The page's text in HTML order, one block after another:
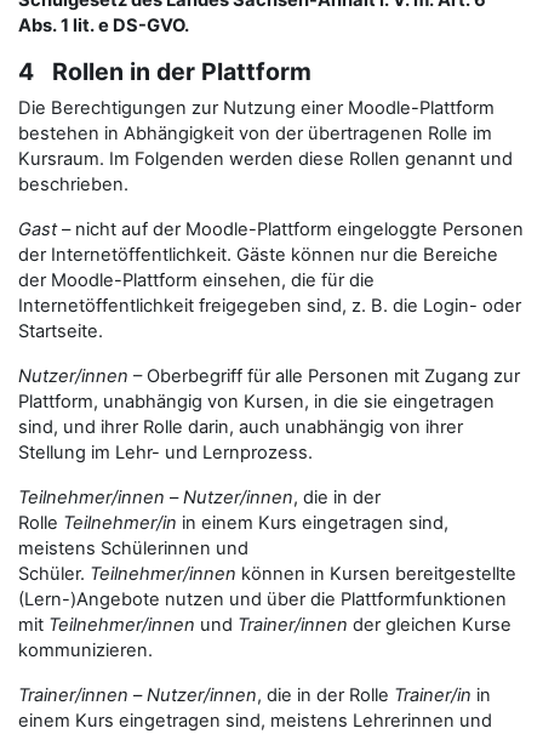
Abs. 1 lit. e DS-GVO.
4 Rollen in der Plattform
Die Berechtigungen zur Nutzung einer Moodle-Plattform
bestehen in Abhängigkeit von der übertragenen Rolle im
Kursraum. Im Folgenden werden diese Rollen genannt und
beschrieben.
Gast– nicht auf der Moodle-Plattform eingeloggte Personen
der Internetöffentlichkeit. Gäste können nur die Bereiche
der Moodle-Plattform einsehen, die für die
Internetöffentlichkeit freigegeben sind, z. B. die Login- oder
Startseite.
Nutzer/innen – Oberbegriff für alle Personen mit Zugang zur
Plattform, unabhängig von Kursen, in die sie eingetragen
sind, und ihrer Rolle darin, auch unabhängig von ihrer
Stellung im Lehr- und Lernprozess.
Teilnehmer/innen –Nutzer/innen, die in der
Rolle Teilnehmer/in in einem Kurs eingetragen sind,
meistens Schülerinnen und
Schüler. Teilnehmer/innen können in Kursen bereitgestellte
(Lern-)Angebote nutzen und über die Plattformfunktionen
mit Teilnehmer/innen und Trainer/innen der gleichen Kurse
kommunizieren.
Trainer/innen –Nutzer/innen, die in der Rolle Trainer/in in
einem Kurs eingetragen sind, meistens Lehrerinnen und